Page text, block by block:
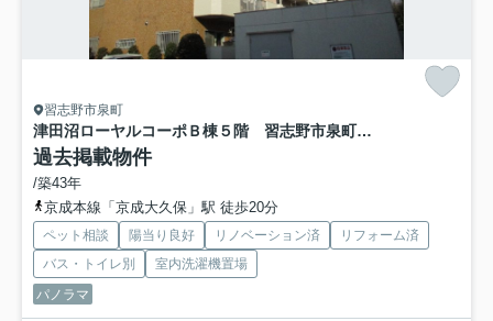
習志野市泉町
津田沼ローヤルコーポＢ棟５階 習志野市泉町３丁目 中古マンション
過去掲載物件
/築43年
京成本線「京成大久保」駅 徒歩20分
ペット相談 陽当り良好 リノベーション済
リフォーム済
バス・トイレ別
室内洗濯機置場
パノラマ